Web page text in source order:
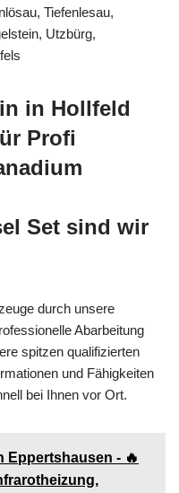
Tiefenlesau,
Utzbürg,
in Hollfeld
Profi
Set sind wir
durch unsere
Abarbeitung
spitzen qualifizierten
und Fähigkeiten
bei Ihnen vor Ort.
Eppertshausen - 🔥